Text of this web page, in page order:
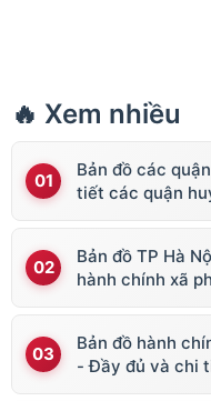
🔥 Xem nhiều
Bản đồ các
tiết các quận
Bản đồ TP Hà
hành chính xã
Bản đồ hành
- Đầy đủ và chi